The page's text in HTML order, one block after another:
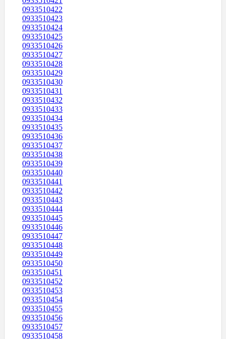
0933510422
0933510423
0933510424
0933510425
0933510426
0933510427
0933510428
0933510429
0933510430
0933510431
0933510432
0933510433
0933510434
0933510435
0933510436
0933510437
0933510438
0933510439
0933510440
0933510441
0933510442
0933510443
0933510444
0933510445
0933510446
0933510447
0933510448
0933510449
0933510450
0933510451
0933510452
0933510453
0933510454
0933510455
0933510456
0933510457
0933510458